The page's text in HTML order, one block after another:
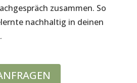
zusammen. So
nachhaltig in deinen